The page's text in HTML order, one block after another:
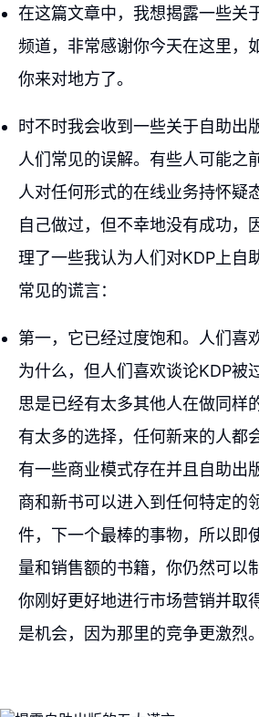
在这篇文章中，我想揭露一些关
频道，非常感谢你今天在这里，
你来对地方了。
时不时我会收到一些关于自助出
人们常见的误解。有些人可能之
人对任何形式的在线业务持怀疑
自己做过，但不幸地没有成功，
理了一些我认为人们对KDP上自
常见的谎言：
第一，它已经过度饱和。人们喜
为什么，但人们喜欢谈论KDP被
思是已经有太多其他人在做同样
有太多的选择，任何新来的人都
有一些商业模式存在并且自助出
商和新书可以进入到任何特定的
件，下一个最棒的事物，所以即
量和销售额的书籍，你仍然可以
你刚好更好地进行市场营销并取
是机会，因为那里的竞争更激烈。